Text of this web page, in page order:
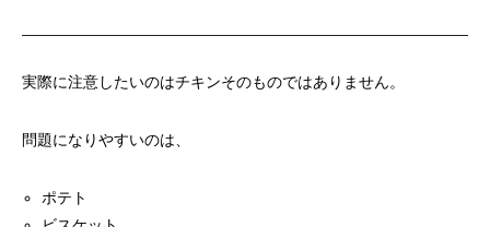
実際に注意したいのはチキンそのものではありません。
問題になりやすいのは、
ポテト